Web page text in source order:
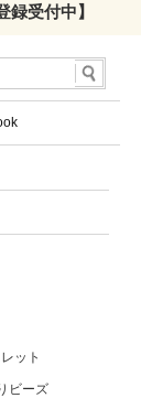
録受付中】
ット
ビーズ